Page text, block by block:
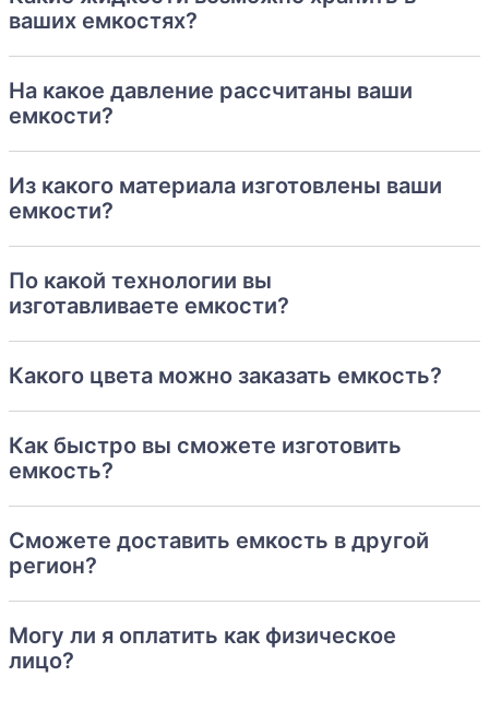
полипропиленаидеально заменяют
стеклопластиковые накопительные емкости на 35м3,
металлические 35 кубовые резервуары,
полиэтиленовые накопительные резервуары V=35
м3.
Наши квалифицированные специалисты будут рады
помочь вам в выборе.
ваших емкостях?
На какое давление рассчитаны ваши
емкости?
Из какого материала изготовлены ваши
емкости?
По какой технологии вы
изготавливаете емкости?
Какого цвета можно заказать емкость?
Как быстро вы сможете изготовить
емкость?
Сможете доставить емкость в другой
регион?
Могу ли я оплатить как физическое
лицо?